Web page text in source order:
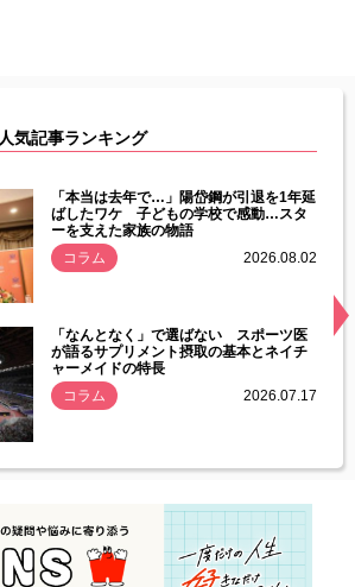
人気記事ランキング
「本当は去年で…」陽岱鋼が引退を1年延
ばしたワケ 子どもの学校で感動…スタ
ーを支えた家族の物語
コラム
2026.08.02
「なんとなく」で選ばない スポーツ医
が語るサプリメント摂取の基本とネイチ
ャーメイドの特長
コラム
2026.07.17